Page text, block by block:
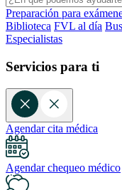
Preparación para
Biblioteca FVL al día
Especialistas
Servicios para ti
Agendar cita médica
Agendar chequeo médico